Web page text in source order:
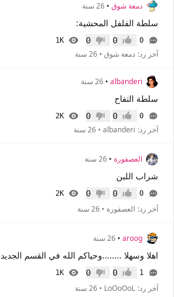
دمعة شوق • 26 سنة
سلطة الفلفل المحشية:
0 إعجاب0 عدم إعجاب
0
1K
آخر رد: دمعة شوق • 26 سنة
albanderi
• 26 سنة
سلطة التفاح
0 إعجاب0 عدم إعجاب
0
2K
آخر رد: albanderi
• 26 سنة
العصفورة • 26 سنة
شراب اللبن
0 إعجاب0 عدم إعجاب
0
2K
آخر رد: العصفورة • 26 سنة
aroog
• 26 سنة
اهلا وسهلا ........وحياكم الله في القسم الجديد
1 إعجاب0 عدم إعجاب
0
1K
آخر رد: LoOoOoL
• 26 سنة